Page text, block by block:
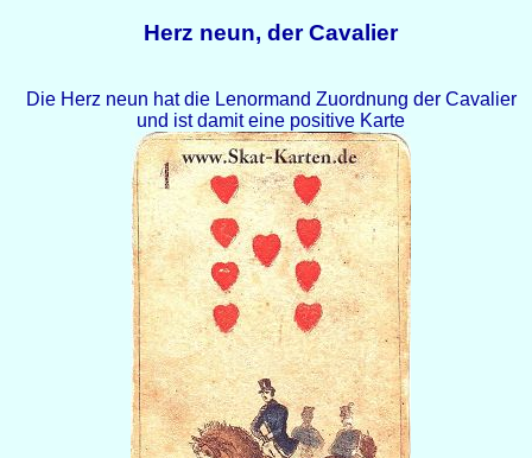
Herz neun, der Cavalier
Die Herz neun hat die Lenormand Zuordnung der Cavalier
und ist damit eine positive Karte